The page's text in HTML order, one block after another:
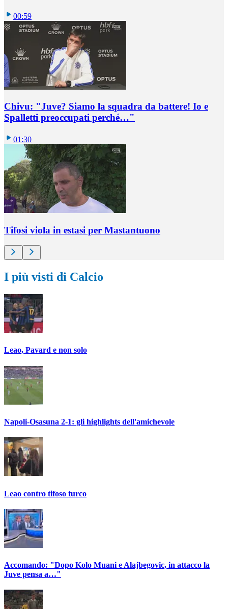
00:59
Chivu: "Juve? Siamo la squadra da battere! Io e
Spalletti preoccupati perché…"
01:30
Tifosi viola in estasi per Mastantuono
I più visti di Calcio
Leao, Pavard e non solo
Napoli-Osasuna 2-1: gli highlights dell'amichevole
Leao contro tifoso turco
Accomando: "Dopo Kolo Muani e Alajbegovic, in attacco la
Juve pensa a…"